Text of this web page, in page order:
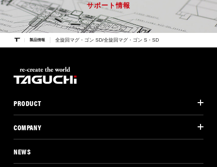
サポート情報
製品情報 全旋回マグ・ゴン SD/全旋回マグ・ゴン S・SD
PRODUCT
COMPANY
NEWS